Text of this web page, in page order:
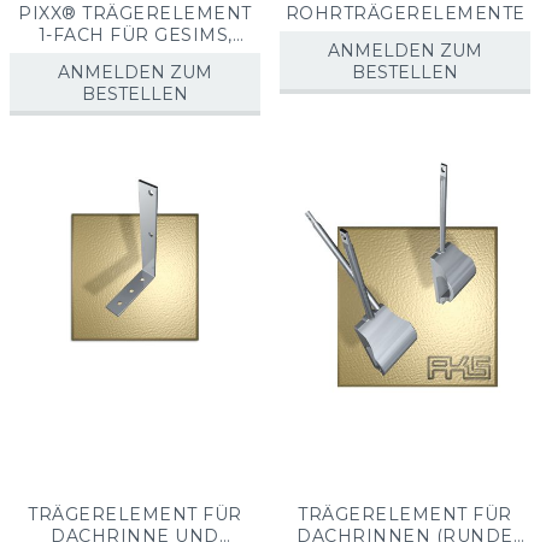
PIXX® TRÄGERELEMENT
1-FACH FÜR GESIMS,
DACHRINNEN
ANMELDEN ZUM
BESTELLEN
ROHRTRÄGERELEMENTE
ANMELDEN ZUM
BESTELLEN
TRÄGERELEMENT FÜR
DACHRINNE UND
TRÄGERELEMENT FÜR
DACHRINNEN (RUNDE